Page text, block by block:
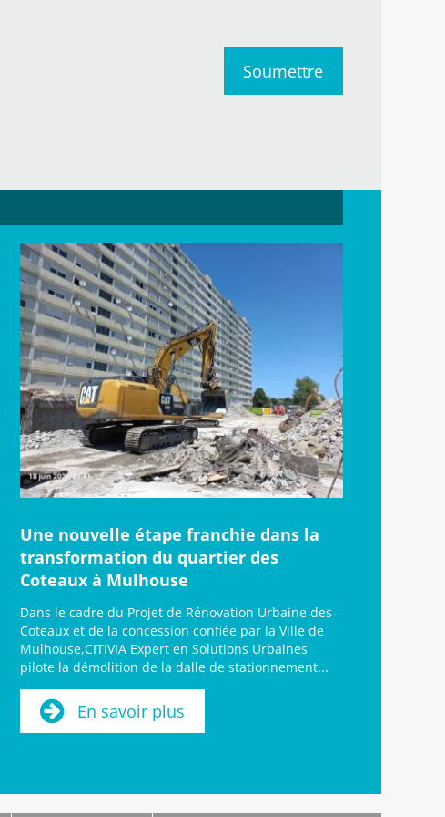
Une nouvelle étape franchie dans la
transformation du quartier des
Coteaux à Mulhouse
Dans le cadre du Projet de Rénovation Urbaine des
Coteaux et de la concession confiée par la Ville de
Mulhouse,CITIVIA Expert en Solutions Urbaines
pilote la démolition de la dalle de stationnement...
En savoir plus